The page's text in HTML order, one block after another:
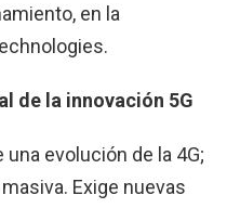
en la
de la innovación 5G
evolución de la 4G;
Exige nuevas